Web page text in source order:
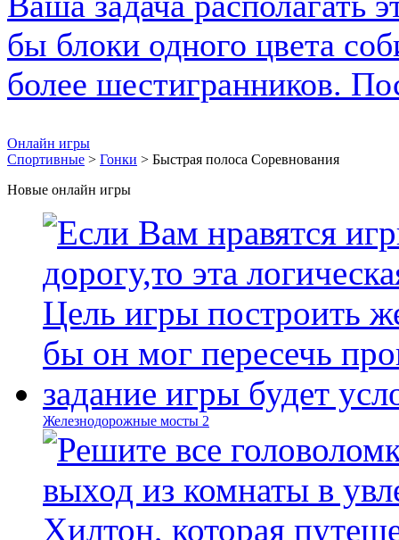
Онлайн игры
Спортивные > Гонки > Быстрая полоса Соревнования
Новые онлайн игры
Железнодорожные мосты 2